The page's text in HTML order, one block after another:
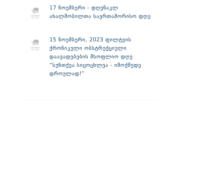
17 ნოემბერი - დღენაკლ
ახალშობილთა საერთაშორისო დღე
15 ნოემბერი, 2023 ფილტვის
ქრონიკული ობსტრუქციული
დაავადებების მსოფლიო დღე
“სუნთქვა სიცოცხლეა - იმოქმედე
დროულად!”